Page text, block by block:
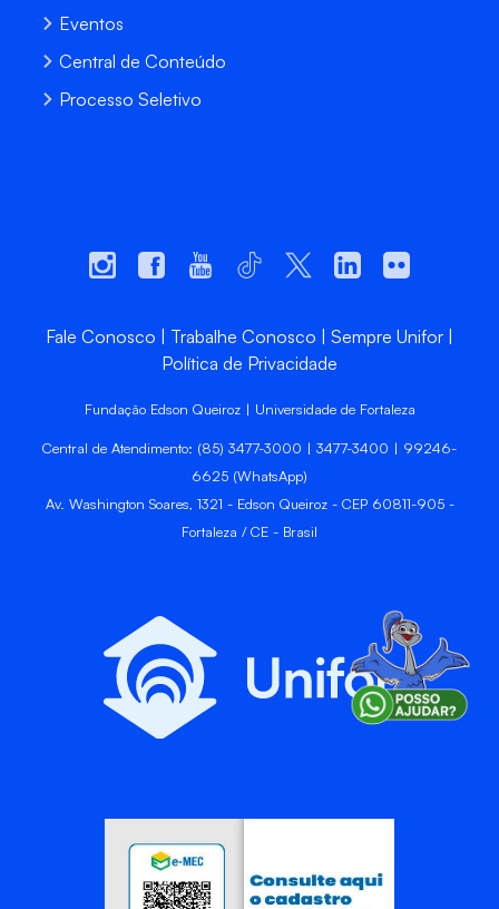
Eventos
Central de Conteúdo
Processo Seletivo
Fale Conosco Trabalhe Conosco
Sempre Unifor
Política de Privacidade
Fundação Edson Queiroz | Universidade de Fortaleza
Central de Atendimento: (85) 3477-3000 | 3477-3400 | 99246-
6625 (WhatsApp)
Av. Washington Soares, 1321 - Edson Queiroz - CEP 60811-905 -
Fortaleza / CE - Brasil